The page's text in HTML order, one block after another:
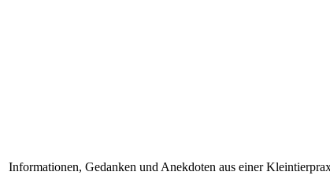
Informationen, Gedanken und Anekdoten aus einer